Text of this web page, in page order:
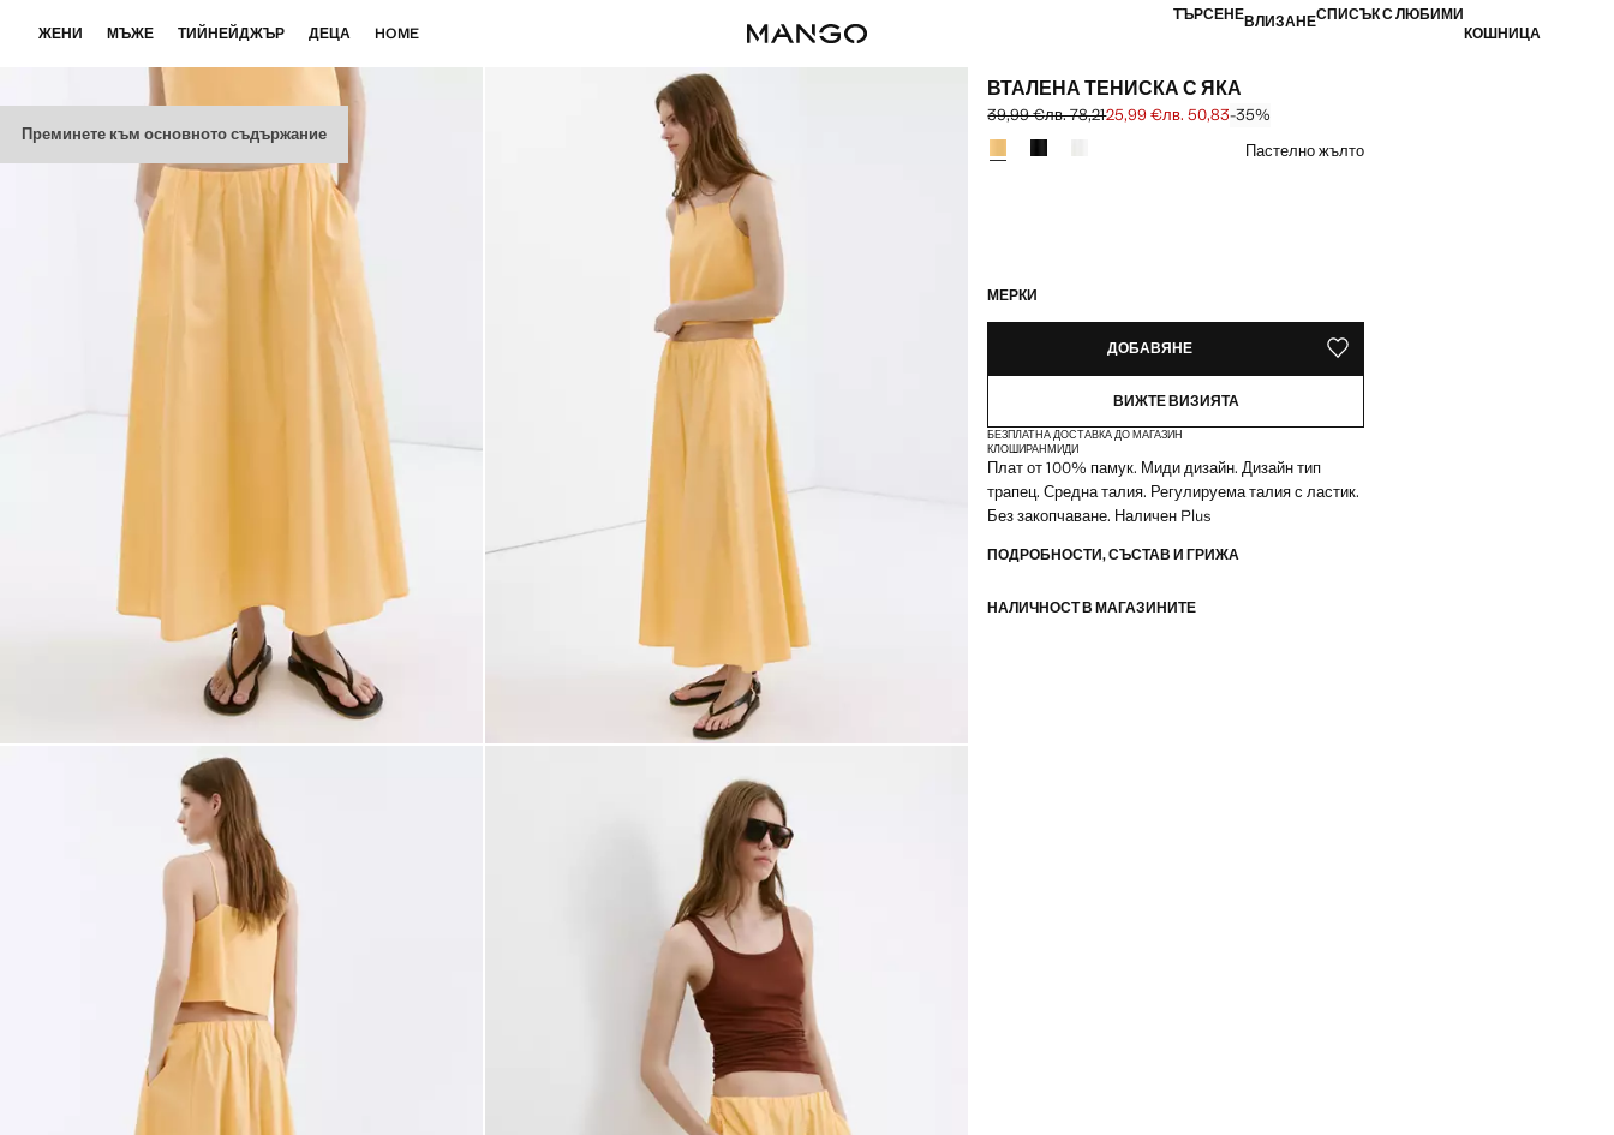
Преминете към основното съдържание
ЖЕНИ МЪЖЕ ТИЙНЕЙДЖЪР ДЕЦА HOME
ТЪРСЕНЕВЛИЗАНЕСПИСЪК С ЛЮБИМИ
КОШНИЦА
ВТАЛЕНА ТЕНИСКА С ЯКА
Задраскана първоначална цена [39,99 € лв. 78,21]
39,99 €лв. 78,21
Текуща цена [25,99 € лв. 50,83]
25,99 €лв. 50,83-35%
Изберете цвят
Пастелно жълто
МЕРКИ
ДОБАВЯНЕ ЗАПАЗВАНЕ В СПИСЪКА С ЛЮБИМИ
ВИЖТЕ ВИЗИЯТА
БЕЗПЛАТНА ДОСТАВКА ДО МАГАЗИН
КЛОШИРАНМИДИ
Плат от 100% памук. Миди дизайн. Дизайн тип
трапец. Средна талия. Регулируема талия с ластик.
Без закопчаване. Наличен Plus
ПОДРОБНОСТИ, СЪСТАВ И ГРИЖА
НАЛИЧНОСТ В МАГАЗИНИТЕ